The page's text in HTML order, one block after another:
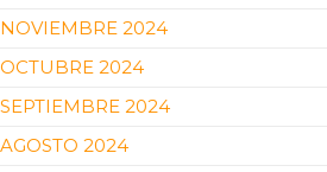
NOVIEMBRE 2024
OCTUBRE 2024
SEPTIEMBRE 2024
AGOSTO 2024